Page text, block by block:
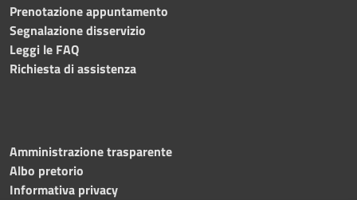
Prenotazione appuntamento
Segnalazione disservizio
Leggi le FAQ
Richiesta di assistenza
Amministrazione trasparente
Albo pretorio
Informativa privacy